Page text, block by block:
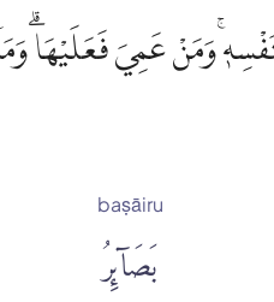
وَمَنْ عَمِيَ فَعَلَيْهَاۗ
baṣāiru
بَصَآئِرُ